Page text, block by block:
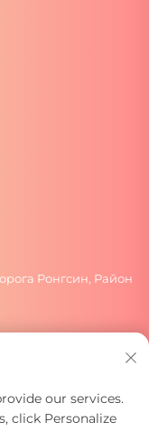
Ронгсин, Район
ОТПРАВИТЬ
our services.
click Personalize